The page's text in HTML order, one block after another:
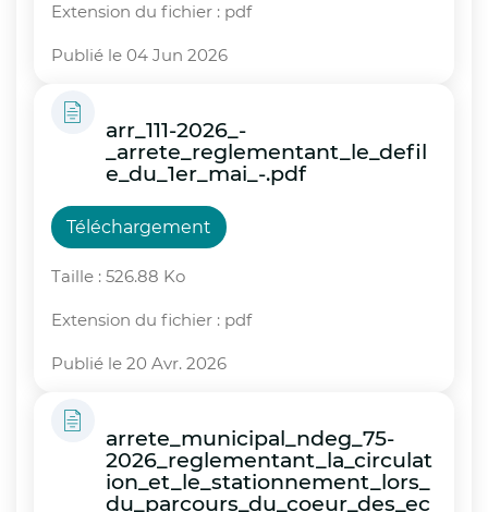
Extension du fichier : pdf
Publié le 04 Jun 2026
arr_111-2026_-
_arrete_reglementant_le_defil
e_du_1er_mai_-.pdf
Téléchargement
Taille : 526.88 Ko
Extension du fichier : pdf
Publié le 20 Avr. 2026
arrete_municipal_ndeg_75-
2026_reglementant_la_circulat
ion_et_le_stationnement_lors_
du_parcours_du_coeur_des_ec